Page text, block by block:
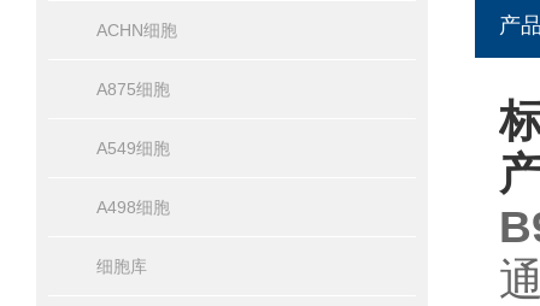
ACHN细胞
A875细胞
A549细胞
A498细胞
细胞库
产